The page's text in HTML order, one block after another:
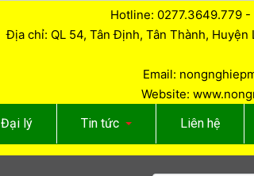
Hotline: 0277.3649.779
Địa chỉ: QL 54, Tân Định, Tân Thành,
Email:
Website:
Đại lý Tin tức Liên hệ